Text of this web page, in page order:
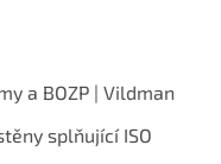
a BOZP | Vildman
splňující ISO